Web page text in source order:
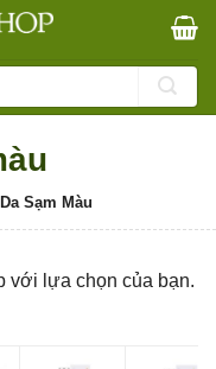
Da Sạm Màu
với lựa chọn của bạn.